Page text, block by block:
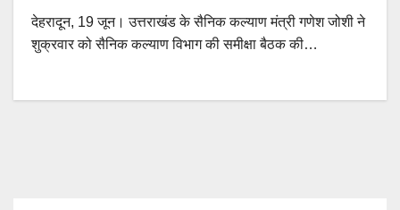
देहरादून, 19 जून। उत्तराखंड के सैनिक कल्याण मंत्री गणेश जोशी ने
शुक्रवार को सैनिक कल्याण विभाग की समीक्षा बैठक की…